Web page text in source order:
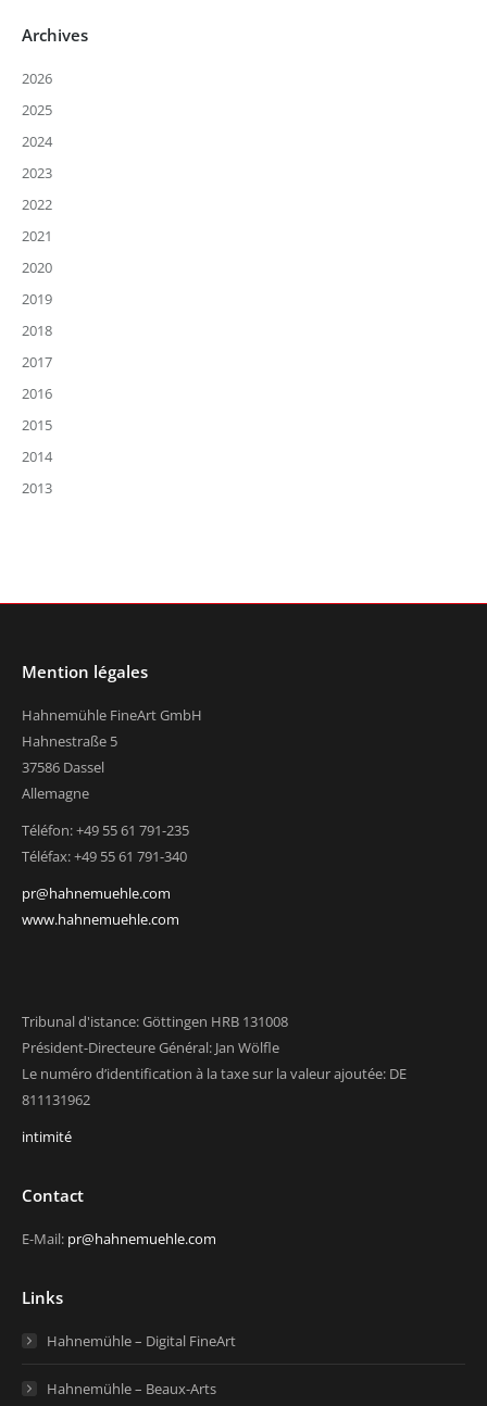
Archives
2026
2025
2024
2023
2022
2021
2020
2019
2018
2017
2016
2015
2014
2013
Mention légales
Hahnemühle FineArt GmbH
Hahnestraße 5
37586 Dassel
Allemagne
Téléfon: +49 55 61 791-235
Téléfax: +49 55 61 791-340
pr@hahnemuehle.com
www.hahnemuehle.com
Tribunal d'istance: Göttingen HRB 131008
Président-Directeure Général: Jan Wölfle
Le numéro d’identification à la taxe sur la valeur ajoutée: DE
811131962
intimité
Contact
E-Mail: pr@hahnemuehle.com
Links
Hahnemühle – Digital FineArt
Hahnemühle – Beaux-Arts